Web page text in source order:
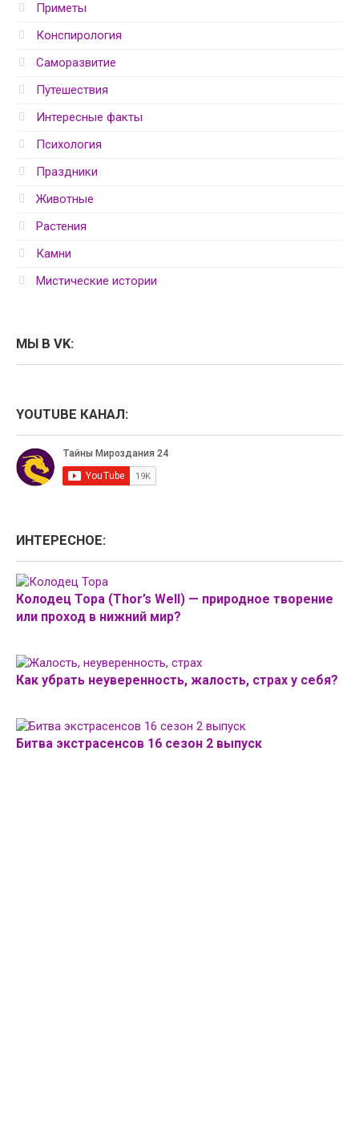
Приметы
Конспирология
Саморазвитие
Путешествия
Интересные факты
Психология
Праздники
Животные
Растения
Камни
Мистические истории
МЫ В VK:
YOUTUBE КАНАЛ:
ИНТЕРЕСНОЕ:
Колодец Тора (Thor’s Well) — природное творение
или проход в нижний мир?
Как убрать неуверенность, жалость, страх у себя?
Битва экстрасенсов 16 сезон 2 выпуск